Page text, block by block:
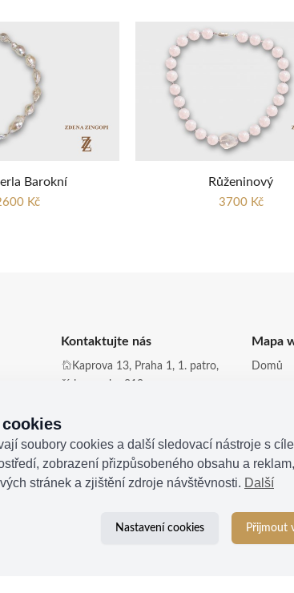
Barokní
Kč
Růženinový
3700 Kč
Kontaktujte nás
Kaprova 13, Praha 1, 1. patro,
Mapa
Domů
soubory cookies a další sledovací nástroje s
zobrazení přizpůsobeného obsahu a reklam,
stránek a zjištění zdroje návštěvnosti. Další
Nastavení cookies Přijmout